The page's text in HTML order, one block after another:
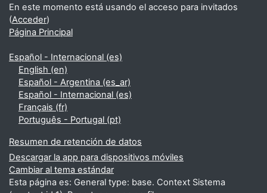
En este momento está usando el acceso para invitados
(Acceder)
Página Principal
Español - Internacional ‎(es)‎
English ‎(en)‎
Español - Argentina ‎(es_ar)‎
Español - Internacional ‎(es)‎
Français ‎(fr)‎
Português - Portugal ‎(pt)‎
Resumen de retención de datos
Descargar la app para dispositivos móviles
Cambiar al tema estándar
Esta página es: General type: base. Context Sistema